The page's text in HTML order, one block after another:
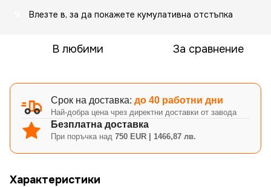
Влезте в, за да покажете кумулативна отстъпка
В любими За сравнение
Срок на доставка: до 40 работни дни
Най-добра цена чрез директни доставки от завода
Безплатна доставка
При поръчка над 750 EUR | 1466,87 лв.
Характеристики